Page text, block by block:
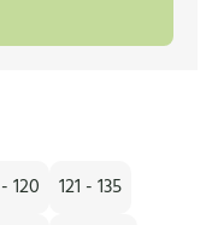
120
121 - 135